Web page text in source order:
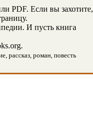
PDF. Если вы захотите,
И пусть книга
рассказ, роман, повесть